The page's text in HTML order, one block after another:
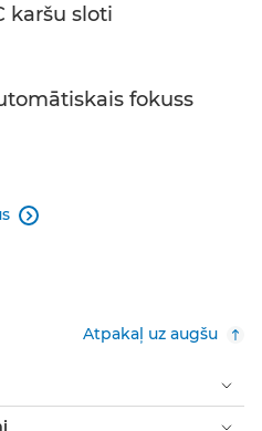
karšu sloti
fokuss

Atpakaļ uz augšu